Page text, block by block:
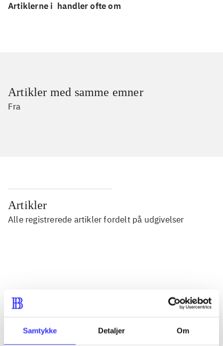
Samtykke Detaljer Om
Artiklerne i handler ofte om
Artikler med samme emner
Fra
Artikler
Alle registrerede artikler fordelt på udgivelser
...